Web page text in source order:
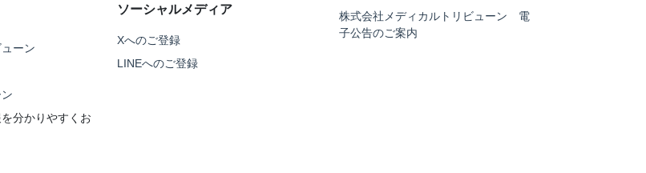
ーン
分かりやすくお
ソーシャルメディア
Xへのご登録
LINEへのご登録
株式会社メディカルトリビューン 電
子公告のご案内